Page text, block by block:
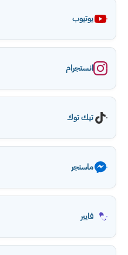
يوتيوب
انستجرام
تيك توك
ماسنجر
فايبر